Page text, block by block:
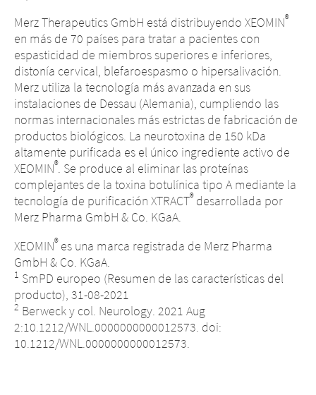
Merz Therapeutics GmbH está distribuyendo XEOMIN®
en más de 70 países para tratar a pacientes con
espasticidad de miembros superiores e inferiores,
distonía cervical, blefaroespasmo o hipersalivación.
Merz utiliza la tecnología más avanzada en sus
instalaciones de Dessau (Alemania), cumpliendo las
normas internacionales más estrictas de fabricación de
productos biológicos. La neurotoxina de 150 kDa
altamente purificada es el único ingrediente activo de
XEOMIN®. Se produce al eliminar las proteínas
complejantes de la toxina botulínica tipo A mediante la
tecnología de purificación XTRACT®desarrollada por
Merz Pharma GmbH & Co. KGaA.
XEOMIN®es una marca registrada de Merz Pharma
GmbH & Co. KGaA.
1 SmPD europeo (Resumen de las características del
producto), 31-08-2021
2 Berweck y col. Neurology. 2021 Aug
2:10.1212/WNL.0000000000012573. doi:
10.1212/WNL.0000000000012573.